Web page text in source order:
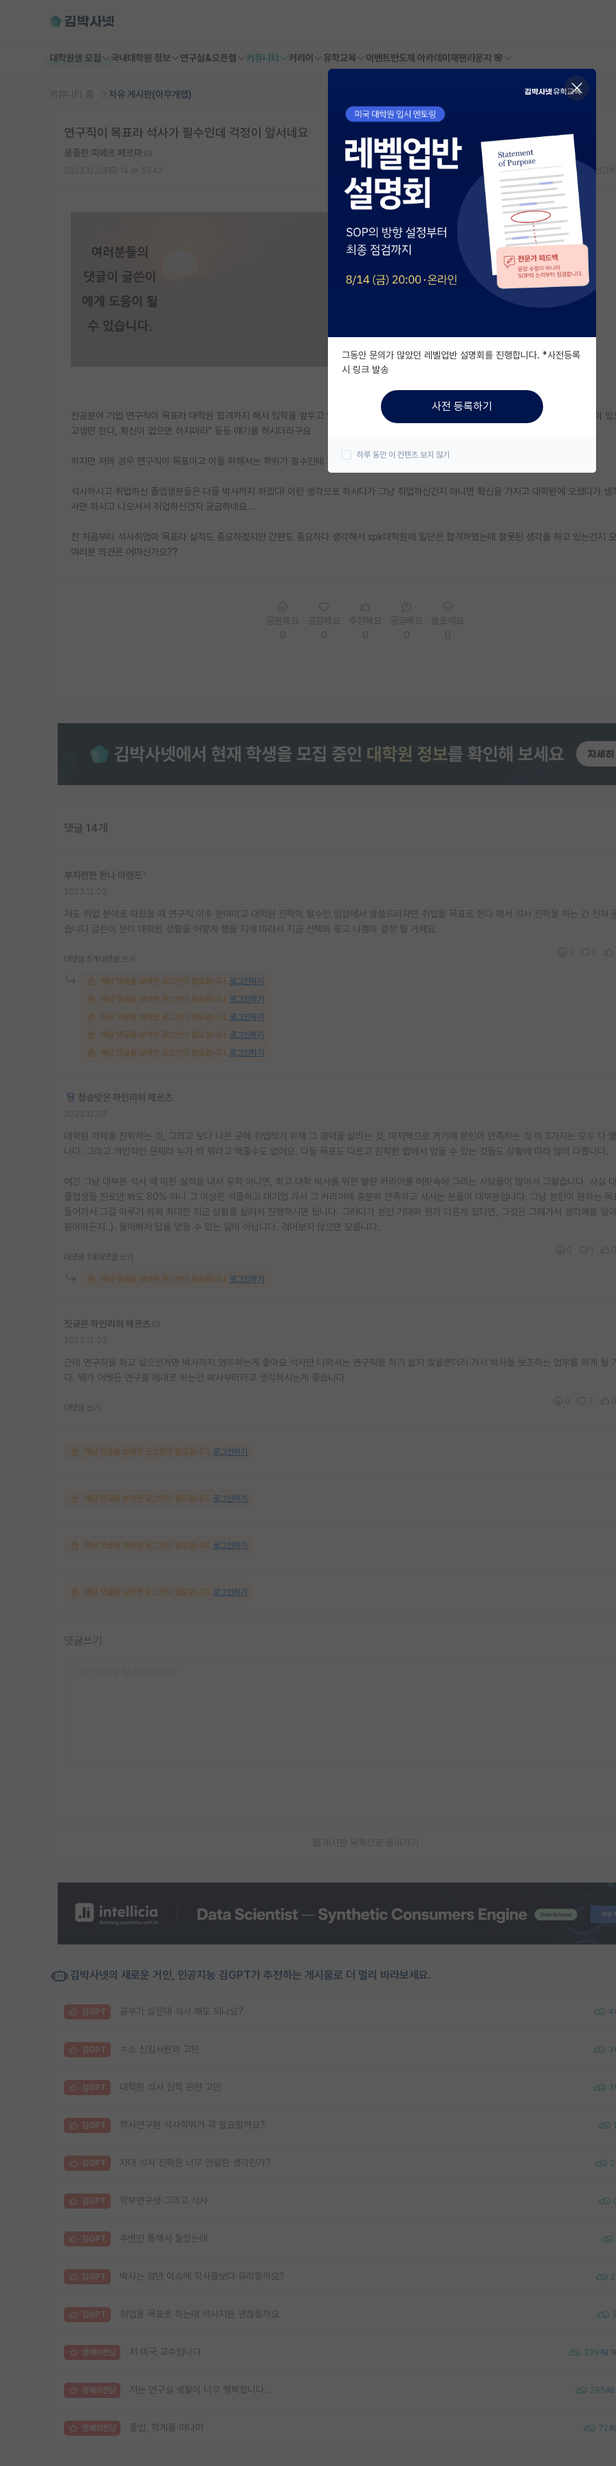
대학원생 모집 국내대학원 정보 연구실&오픈랩 커뮤니티 커리어 유학교육 이벤트반도체 아카데미 재팬라운지 🌸
커뮤니티 홈 자유 게시판(아무개랩)
연구직이 목표라 석사가 필수인데 걱정이 앞서네요
옹졸한 피에르 페르마
스크랩 신고
전공분야 기업 연구직이 목표라 대학원 합격까지 해서 입학을 앞두고 있는데 다들 여기서 하시는 말씀이 "취업할거면 그냥 학사취업해라, 걱정이 있
고생만 한다, 확신이 없으면 하지마라" 등등 얘기를 하시더라구요
하지만 저의 경우 연구직이 목표이고 이를 위해서는 학위가 필수인데 저처럼 석사 취업이 목표인 사람들은 정말 하면 안되는건가요??
석사하시고 취업하신 졸업생분들은 다들 박사까지 하겠다! 이런 생각으로 하시다가 그냥 취업하신건지 아니면 확신을 가지고 대학원에 오셨다가 생
사만 하시고 나오셔서 취업하신건지 궁금하네요...
전 처음부터 석사취업이 목표라 실적도 중요하겠지만 간판도 중요하다 생각해서 spk대학원에 일단은 합격하였는데 잘못된 생각을 하고 있는건지
여러분 의견은 어떠신가요??
댓글 14개
부지런한 한나 아렌트
저도 취업 분야로 따졌을 때 연구직 이주 분야이고 대학원 진학이 필수인 입장에서 말씀드리자면 취업을 목표로 한다 해서 석사 진학을 하는 건 전혀
습니다 글쓴이 분이 대학원 생활을 어떻게 했을 지에 따라서 지금 선택의 좋고 나쁨이 결정 될 거예요
대댓글 5개 대댓글 쓰기
해당 댓글을 보려면 로그인이 필요합니다. 로그인하기
해당 댓글을 보려면 로그인이 필요합니다. 로그인하기
해당 댓글을 보려면 로그인이 필요합니다. 로그인하기
해당 댓글을 보려면 로그인이 필요합니다. 로그인하기
해당 댓글을 보려면 로그인이 필요합니다. 로그인하기
청승맞은 하인리히 헤르츠
대학원 자체를 진학하는 것, 그리고 보다 나은 곳에 취업하기 위해 그 경력을 살리는 것, 마지막으로 거기에 본인이 만족하는 것 이 3가지는 모두 다
니다. 그리고 개인적인 문제라 누가 딱 뭐라고 해줄수도 없어요. 다들 목표도 다르고 진학한 랩에서 얻을 수 있는 것들도 상황에 따라 많이 다릅니다.
여긴 그냥 대부분 석사 때 미친 실적을 내서 유학 아니면, 최고 대학 박사를 위한 발판 커리어를 머릿속에 그리는 사람들이 많아서 그렇습니다. 사실
졸업생들 진로만 봐도 80% 아니 그 이상은 석졸하고 대기업 가서 그 커리어에 충분히 만족하고 사시는 분들이 대부분입니다. 그냥 본인이 원하는 목
들어가서 그걸 이루기 위해 최대한 지금 상황을 살려서 진행하시면 됩니다. 그러다가 본인 기대와 뭔가 다른게 있다면, 그것은 그때가서 생각해볼 일
환이라든지..). 물어봐서 답을 얻을 수 있는 일이 아닙니다. 겪어보지 않으면 모릅니다.
대댓글 1개 대댓글 쓰기
해당 댓글을 보려면 로그인이 필요합니다. 로그인하기
짓궂은 하인리히 헤르츠
근데 연구직을 하고 싶으신거면 박사까지 염두하는게 좋아요 석사만 나와서는 연구직을 하기 쉽지 않을뿐더러 가서 박사들 보조하는 업무를 하게 될
다. 뭐가 어쨋든 연구를 제대로 하는건 박사부터라고 생각하시는게 좋습니다
대댓글 쓰기
해당 댓글을 보려면 로그인이 필요합니다. 로그인하기
해당 댓글을 보려면 로그인이 필요합니다. 로그인하기
해당 댓글을 보려면 로그인이 필요합니다. 로그인하기
해당 댓글을 보려면 로그인이 필요합니다. 로그인하기
댓글쓰기
게시판 목록으로 돌아가기
김박사넷의 새로운 거인, 인공지능 김GPT가 추천하는 게시물로 더 멀리 바라보세요.
김GPT 공부가 싫은데 석사 해도 되나요? 4
김GPT ㅈ소 신입사원의 고민 3
김GPT 대학원 석사 진학 관련 고민 3
김GPT 학사연구원 석사학위가 꼭 필요할까요? 1
김GPT 자대 석사 진학은 너무 안일한 생각인가? 0
김GPT 학부연구생 그리고 석사
김GPT 주변인 통해서 들었는데
김GPT 박사는 정년 이슈에 학사졸보다 유리할까요? 2
김GPT 취업을 목표로 하는데 석사지원 괜찮을까요
명예의전당 저 미국 교수입니다 339
명예의전당 저는 연구실 생활이 너무 행복합니다.. 295
명예의전당 졸업, 학계를 떠나며 72
그동안 문의가 많았던 레벨업반 설명회를 진행합니다. *사전등록
시 링크 발송
사전 등록하기
하루 동안 이 컨텐츠 보지 않기